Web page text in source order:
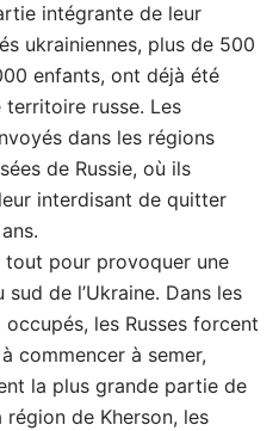
intégrante de leur
ukrainiennes, plus de 500
enfants, ont déjà été
russe. Les
dans les régions
de Russie, où ils
interdisant de quitter
pour provoquer une
de l’Ukraine. Dans les
les Russes forcent
commencer à semer,
la plus grande partie de
de Kherson, les